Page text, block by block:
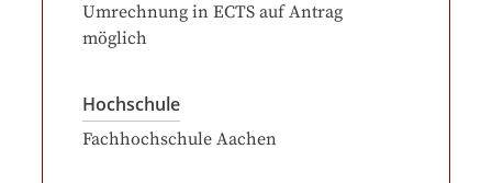
Umrechnung in ECTS auf Antrag
möglich
Hochschule
Fachhochschule Aachen